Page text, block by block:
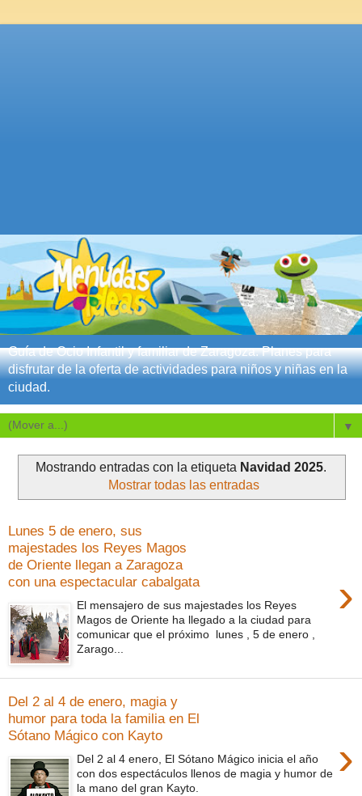
Guía de Ocio Infantil y familiar de Zaragoza. Planes para
disfrutar de la oferta de actividades para niños y niñas en la
ciudad.
▼
Mostrando entradas con la etiqueta Navidad 2025.
Mostrar todas las entradas
Lunes 5 de enero, sus
majestades los Reyes Magos
de Oriente llegan a Zaragoza
con una espectacular cabalgata
›
El mensajero de sus majestades los Reyes
Magos de Oriente ha llegado a la ciudad para
comunicar que el próximo lunes , 5 de enero ,
Zarago...
Del 2 al 4 de enero, magia y
humor para toda la familia en El
Sótano Mágico con Kayto
›
Del 2 al 4 enero, El Sótano Mágico inicia el año
con dos espectáculos llenos de magia y humor de
la mano del gran Kayto.